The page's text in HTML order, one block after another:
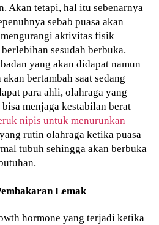
Akan tetapi, hal itu sebenarnya
sebab puasa akan
aktivitas fisik
sesudah berbuka.
yang akan didapat namun
bertambah saat sedang
para ahli, olahraga yang
menjaga kestabilan berat
nipis untuk menurunkan
rutin olahraga ketika puasa
tubuh sehingga akan berbuka
Lemak
hormone yang terjadi ketika